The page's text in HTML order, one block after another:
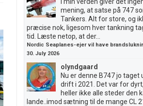
mening, at satse på 747
Tankers. Alt for store, og
præcise nok, ligesom hver tankning
tid. Læste netop, at der...
Nordic Seaplanes-ejer vil have
30. July 2026
olyndgaard
Nu er denne B747 jo taget
drift i 2021. Det var for
heller ikke alle steder den
lande..imod sætning til de mange CL